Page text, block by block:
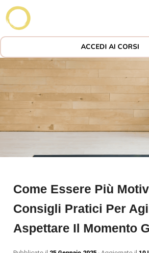
ACCEDI AI CORSI
Come Essere Più
Consigli Pratici Per
Aspettare Il Momento